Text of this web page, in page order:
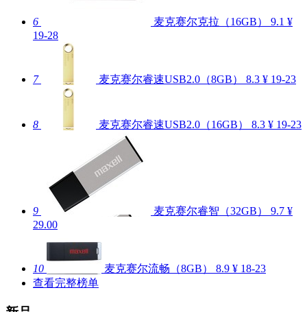
6 麦克赛尔克拉（16GB） 9.1 ¥
19-28
7 麦克赛尔睿速USB2.0（8GB） 8.3 ¥ 19-23
8 麦克赛尔睿速USB2.0（16GB） 8.3 ¥ 19-23
9 麦克赛尔睿智（32GB） 9.7 ¥
29.00
10 麦克赛尔流畅（8GB） 8.9 ¥ 18-23
查看完整榜单